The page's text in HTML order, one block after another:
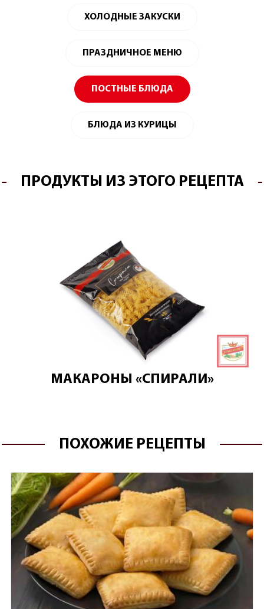
ХОЛОДНЫЕ ЗАКУСКИ
ПРАЗДНИЧНОЕ МЕНЮ
ПОСТНЫЕ БЛЮДА
БЛЮДА ИЗ КУРИЦЫ
ПРОДУКТЫ ИЗ ЭТОГО РЕЦЕПТА
МАКАРОНЫ «СПИРАЛИ»
ПОХОЖИЕ РЕЦЕПТЫ